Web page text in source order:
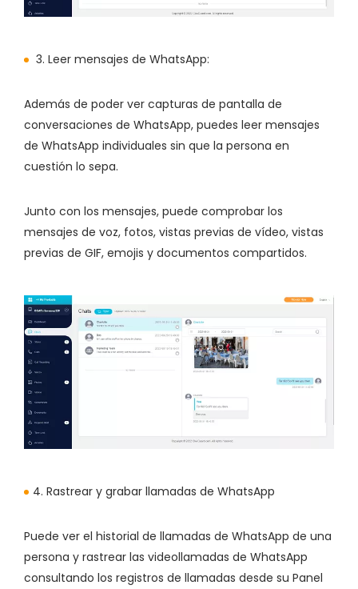
3. Leer mensajes de WhatsApp:
Además de poder ver capturas de pantalla de
conversaciones de WhatsApp, puedes leer mensajes
de WhatsApp individuales sin que la persona en
cuestión lo sepa.
Junto con los mensajes, puede comprobar los
mensajes de voz, fotos, vistas previas de vídeo, vistas
previas de GIF, emojis y documentos compartidos.
4. Rastrear y grabar llamadas de WhatsApp
Puede ver el historial de llamadas de WhatsApp de una
persona y rastrear las videollamadas de WhatsApp
consultando los registros de llamadas desde su Panel